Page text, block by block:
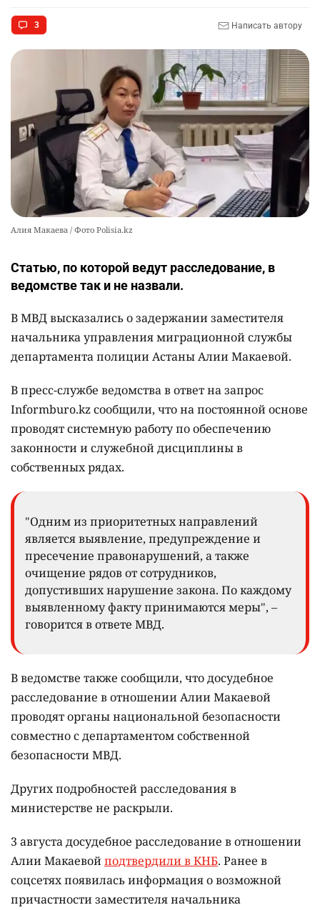
2385 3 50
🇫🇷 Клуб ПСЖ объявил об открытии своей
футбольной академии в Астане
2569 38
3 Написать автору
Алия Макаева / Фото Polisia.kz
Статью, по которой ведут расследование, в
ведомстве так и не назвали.
В МВД высказались о задержании заместителя
начальника управления миграционной службы
департамента полиции Астаны Алии Макаевой.
В пресс-службе ведомства в ответ на запрос
Informburo.kz сообщили, что на постоянной основе
проводят системную работу по обеспечению
законности и служебной дисциплины в
собственных рядах.
"Одним из приоритетных направлений
является выявление, предупреждение и
пресечение правонарушений, а также
очищение рядов от сотрудников,
допустивших нарушение закона. По каждому
выявленному факту принимаются меры", –
говорится в ответе МВД.
В ведомстве также сообщили, что досудебное
расследование в отношении Алии Макаевой
проводят органы национальной безопасности
совместно с департаментом собственной
безопасности МВД.
Других подробностей расследования в
министерстве не раскрыли.
3 августа досудебное расследование в отношении
Алии Макаевойподтвердили в КНБ. Ранее в
соцсетях появилась информация о возможной
причастности заместителя начальника